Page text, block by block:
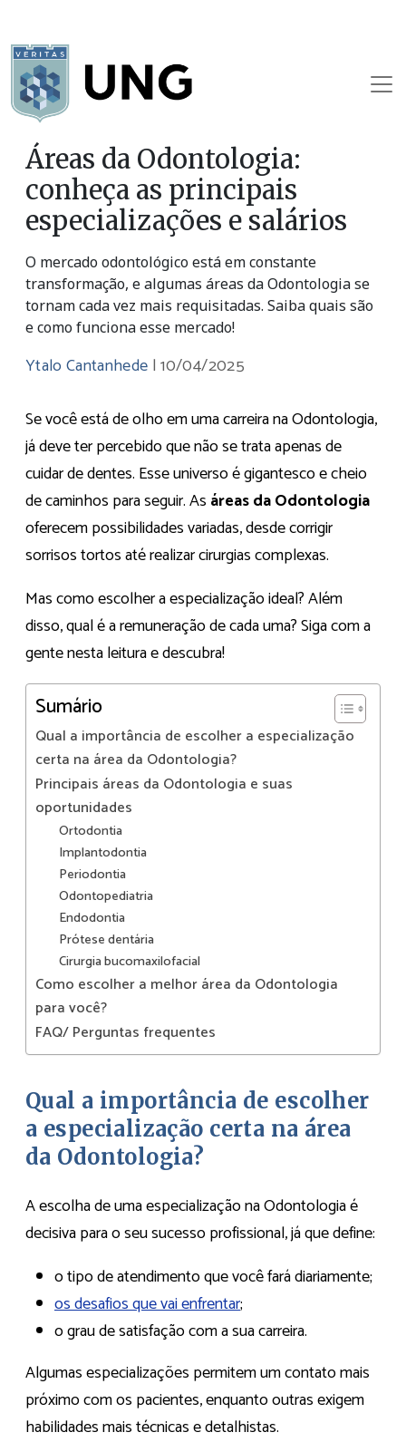
Áreas da Odontologia:
conheça as principais
especializações e salários
O mercado odontológico está em constante
transformação, e algumas áreas da Odontologia se
tornam cada vez mais requisitadas. Saiba quais são
e como funciona esse mercado!
Ytalo Cantanhede |10/04/2025
Se você está de olho em uma carreira na Odontologia,
já deve ter percebido que não se trata apenas de
cuidar de dentes. Esse universo é gigantesco e cheio
de caminhos para seguir. As áreas da Odontologia
oferecem possibilidades variadas, desde corrigir
sorrisos tortos até realizar cirurgias complexas.
Mas como escolher a especialização ideal? Além
disso, qual é a remuneração de cada uma? Siga com a
gente nesta leitura e descubra!
Sumário
Qual a importância de escolher a especialização
certa na área da Odontologia?
Principais áreas da Odontologia e suas
oportunidades
Ortodontia
Implantodontia
Periodontia
Odontopediatria
Endodontia
Prótese dentária
Cirurgia bucomaxilofacial
Como escolher a melhor área da Odontologia
para você?
FAQ/ Perguntas frequentes
Qual a importância de escolher
a especialização certa na área
da Odontologia?
A escolha de uma especialização na Odontologia é
decisiva para o seu sucesso profissional, já que define:
o tipo de atendimento que você fará diariamente;
os desafios que vai enfrentar;
o grau de satisfação com a sua carreira.
Algumas especializações permitem um contato mais
próximo com os pacientes, enquanto outras exigem
habilidades mais técnicas e detalhistas.